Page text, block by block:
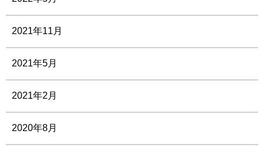
2021年11月
2021年5月
2021年2月
2020年8月